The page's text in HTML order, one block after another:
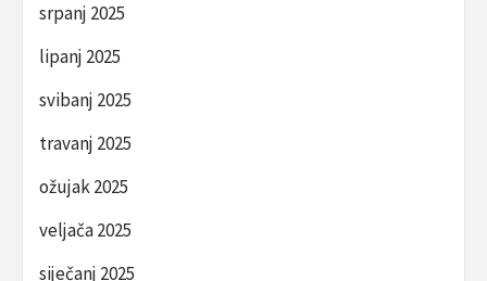
srpanj 2025
lipanj 2025
svibanj 2025
travanj 2025
ožujak 2025
veljača 2025
siječanj 2025